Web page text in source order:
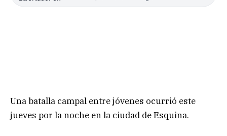
Una batalla campal entre jóvenes ocurrió este
jueves por la noche en la ciudad de Esquina.